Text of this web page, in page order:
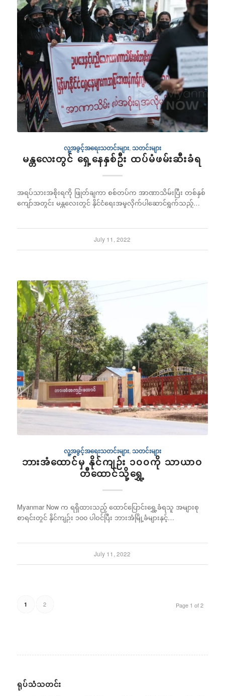
လူ့အခွင့်အရေးသတင်းများ,သတင်းများ
မန္တလေးတွင် ရှေ့နေနှစ်ဦး ထပ်မံဖမ်းဆီးခံရ
အရပ်သားအစိုးရကို ဖြုတ်ချကာ စစ်တပ်က အာဏာသိမ်းပြီး တစ်နှစ်
ကျော်အတွင်း မန္တလေးတွင် နိုင်ငံရေးအမှုလိုက်ပါဆောင်ရွက်သည့်…
July 11, 2022
လူ့အခွင့်အရေးသတင်းများ,သတင်းများ
ဘားအံထောင်မှ နိုင်ကျဉ်း ၁၀၀ကို သာယာဝ
တီထောင်သို့ရွှေ့
Myanmar Now က ရရှိထားသည့် ထောင်ပြောင်းရွှေ့ခံရသူ အများစု
စာရင်းတွင် နိုင်ကျဉ်း ၁၀၀ ပါဝင်ပြီး ဘားအံမြို့ခံများနှင့်…
July 11, 2022
Page 1 of 2
1 2
ရုပ်သံသတင်း